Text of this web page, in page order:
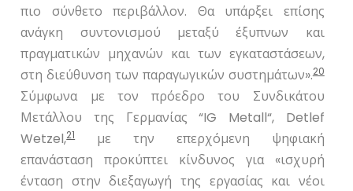
πιο σύνθετο περιβάλλον. Θα υπάρξει επίσης
ανάγκη συντονισμού μεταξύ έξυπνων και
πραγματικών μηχανών και των εγκαταστάσεων,
στη διεύθυνση των παραγωγικών συστημάτων».20
Σύμφωνα με τον πρόεδρο του Συνδικάτου
Μετάλλου της Γερμανίας “IG Metall“, Detlef
Wetzel,21με την επερχόμενη ψηφιακή
επανάσταση προκύπτει κίνδυνος για «ισχυρή
ένταση στην διεξαγωγή της εργασίας και νέοι